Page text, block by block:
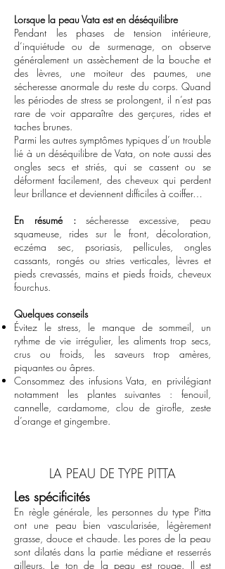
Lorsque la peau Vata est en déséquilibre
Pendant les phases de tension intérieure,
d’inquiétude ou de surmenage, on observe
généralement un assèchement de la bouche et
des lèvres, une moiteur des paumes, une
sécheresse anormale du reste du corps. Quand
les périodes de stress se prolongent, il n’est pas
rare de voir apparaître des gerçures, rides et
taches brunes.
Parmi les autres symptômes typiques d’un trouble
lié à un déséquilibre de Vata, on note aussi des
ongles secs et striés, qui se cassent ou se
déforment facilement, des cheveux qui perdent
leur brillance et deviennent difficiles à coiffer…
En résumé :sécheresse excessive, peau
squameuse, rides sur le front, décoloration,
eczéma sec, psoriasis, pellicules, ongles
cassants, rongés ou stries verticales, lèvres et
pieds crevassés, mains et pieds froids, cheveux
fourchus.
Quelques conseils
Évitez le stress, le manque de sommeil, un
rythme de vie irrégulier, les aliments trop secs,
crus ou froids, les saveurs trop amères,
piquantes ou âpres.
Consommez des infusions Vata, en privilégiant
notamment les plantes suivantes : fenouil,
cannelle, cardamome, clou de girofle, zeste
d’orange et gingembre.
LA PEAU DE TYPE PITTA
Les spécificités
En règle générale, les personnes du type Pitta
ont une peau bien vascularisée, légèrement
grasse, douce et chaude. Les pores de la peau
sont dilatés dans la partie médiane et resserrés
ailleurs. Le ton de la peau est rouge. Il est